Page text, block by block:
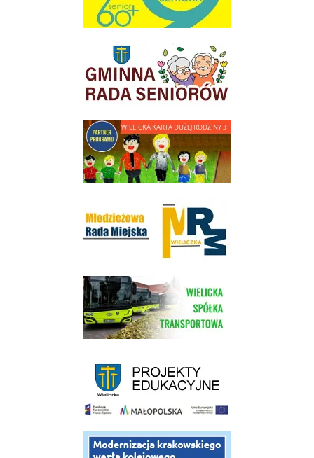
link do strony Gminnej Rady Seniorow - Wieliczka
link do strony - Wielicka Karta Dużej Rodziny
link do strony Wielickiej Spółki Transportowej
link do opisu projektu budowy linii kolejowej Krakow Rudzice